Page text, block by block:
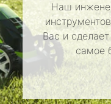
Наш
Вас и
самое